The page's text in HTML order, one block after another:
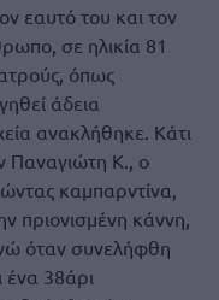
εαυτό του και τον
σε ηλικία 81
όπως
άδεια
ανακλήθηκε. Κάτι
Παναγιώτη Κ., ο
καμπαρντίνα,
πριονισμένη κάννη,
όταν συνελήφθη
38άρι